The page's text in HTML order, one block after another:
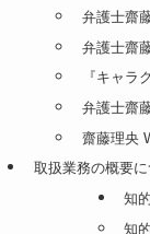
弁護士齋
弁護士齋
『キャラ
弁護士齋
齋藤理央
取扱業務の概要
知
知